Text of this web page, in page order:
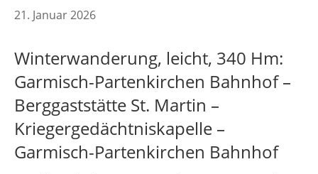
21. Januar 2026
Winterwanderung, leicht, 340 Hm:
Garmisch-Partenkirchen Bahnhof –
Berggaststätte St. Martin –
Kriegergedächtniskapelle –
Garmisch-Partenkirchen Bahnhof